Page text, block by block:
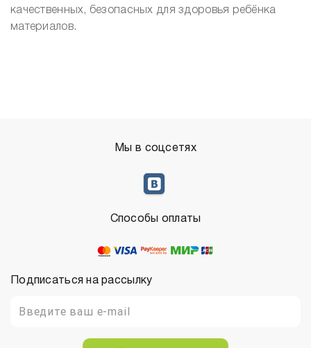
качественных, безопасных для здоровья ребёнка
материалов.
Мы в соцсетях
Подписаться на рассылку
Способы оплаты